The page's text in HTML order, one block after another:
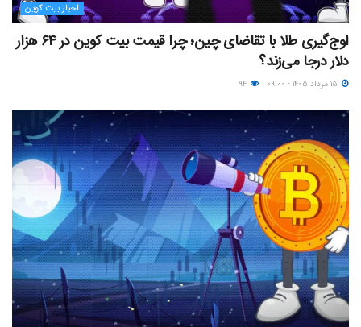
اخبار بیت کوین
اوج‌گیری طلا با تقاضای چین؛ چرا قیمت بیت کوین در ۶۴ هزار
دلار درجا می‌زند؟